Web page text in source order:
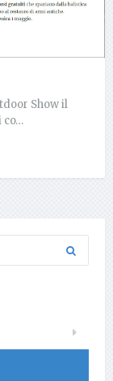
Show il
co…